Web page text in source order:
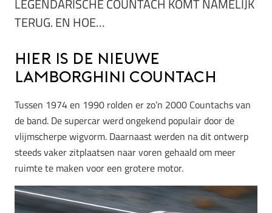
LEGENDARISCHE COUNTACH KOMT NAMELIJK
TERUG. EN HOE…
Hier is de nieuwe
Lamborghini Countach
Tussen 1974 en 1990 rolden er zo’n 2000 Countachs van
de band. De supercar werd ongekend populair door de
vlijmscherpe wigvorm. Daarnaast werden na dit ontwerp
steeds vaker zitplaatsen naar voren gehaald om meer
ruimte te maken voor een grotere motor.